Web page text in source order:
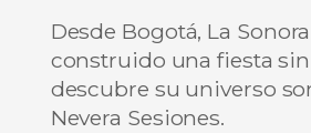
Desde Bogotá, La
construido una fiesta
descubre su universo
Nevera Sesiones.